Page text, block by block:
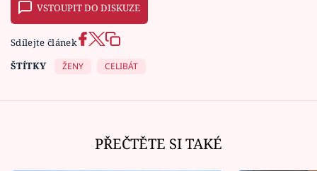
VSTOUPIT DO DISKUZE
Sdílejte článek
ŠTÍTKY
ŽENY CELIBÁT
PŘEČTĚTE SI TAKÉ